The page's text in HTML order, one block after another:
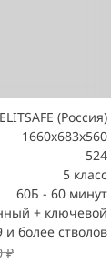
ELITSAFE (Россия)
1660x683x560
524
5 класс
60Б - 60 минут
+ ключевой
и более стволов
₽